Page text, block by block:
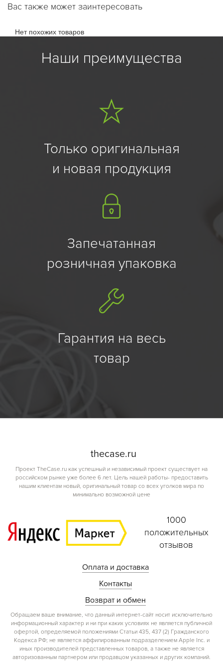
Вас также может заинтересовать
Нет похожих товаров
Наши преимущества
Только оригинальная
и новая продукция
Запечатанная
розничная упаковка
Гарантия на весь
товар
thecase.ru
Проект TheCase.ru как успешный и независимый проект существует на
российском рынке уже более 6 лет. Цель нашей работы- предоставить
нашим клиентам новый, оригинальный товар со всех уголков мира по
минимально возможной цене
1000
положительных
отзывов
Оплата и доставка
Контакты
Возврат и обмен
Обращаем ваше внимание, что данный интернет-сайт носит исключительно
информационный характер и ни при каких условиях не является публичной
офертой, определяемой положениями Статьи 435, 437 (2) Гражданского
Кодекса РФ; не является аффилированным подразделением Apple Inc. и
иных производителей представленных товаров, а также не является
авторизованным партнером или продавцом указанных и других компаний.